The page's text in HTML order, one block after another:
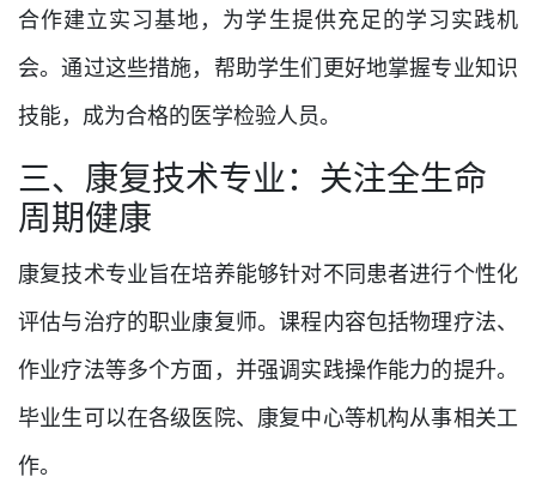
合作建立实习基地，为学生提供充足的学习实践机
会。通过这些措施，帮助学生们更好地掌握专业知识
技能，成为合格的医学检验人员。
三、康复技术专业：关注全生命
周期健康
康复技术专业旨在培养能够针对不同患者进行个性化
评估与治疗的职业康复师。课程内容包括物理疗法、
作业疗法等多个方面，并强调实践操作能力的提升。
毕业生可以在各级医院、康复中心等机构从事相关工
作。